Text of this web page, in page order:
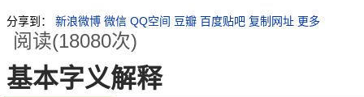
分享到： 新浪微博 微信 QQ空间 豆瓣 百度贴吧 复制网址 更多
阅读(18080次)
基本字义解释